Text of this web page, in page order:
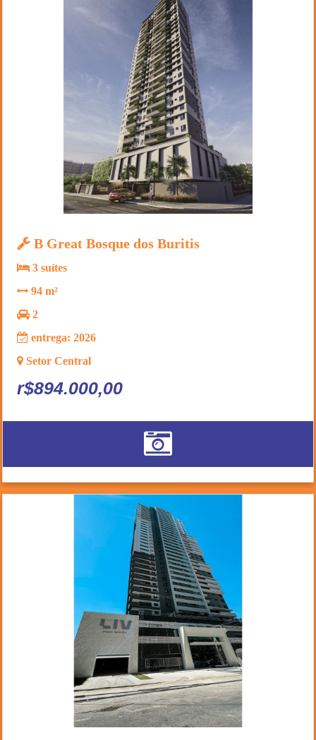
B Great Bosque dos Buritis
3 suítes
94 m²
2
entrega: 2026
Setor Central
r$894.000,00